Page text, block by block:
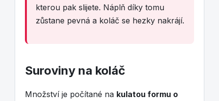
kterou pak slijete. Náplň díky tomu
zůstane pevná a koláč se hezky nakrájí.
Suroviny na koláč
Množství je počítané na kulatou formu o